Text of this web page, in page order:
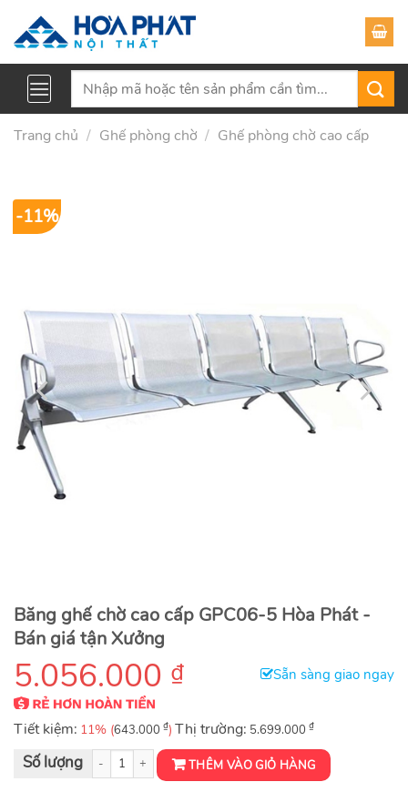
Tìm
Trang chủ / Ghế phòng chờ / Ghế phòng chờ cao cấp
-11%
Băng ghế chờ cao cấp GPC06-5 Hòa Phát -
Bán giá tận Xưởng
5.056.000 ₫ Sẵn sàng giao ngay
Tiết kiệm: 11% (643.000 ₫) Thị trường: 5.699.000 ₫
Ghế chờ bệnh viện 5 chỗ ngồi GPC06-5 số lượngTHÊM VÀO GIỎ HÀNG